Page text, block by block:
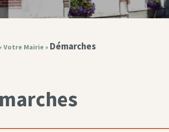
Votre Mairie » Démarches